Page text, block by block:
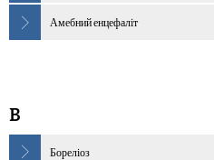
Амебний енцефаліт
B
Бореліоз